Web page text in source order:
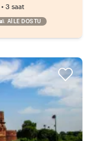
• 3 saat
AILE DOSTU